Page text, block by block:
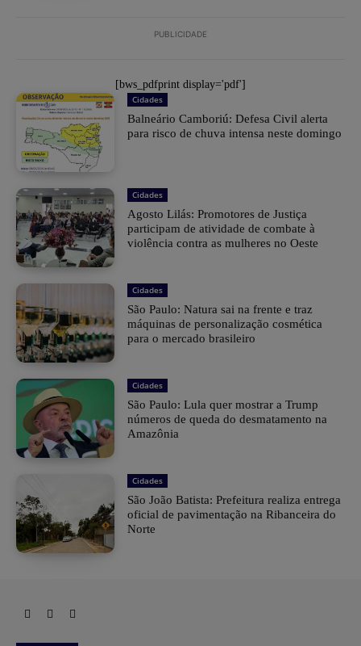
PUBLICIDADE
[bws_pdfprint display='pdf']
Cidades
Balneário Camboriú: Defesa Civil alerta
para risco de chuva intensa neste domingo
Cidades
Agosto Lilás: Promotores de Justiça
participam de atividade de combate à
violência contra as mulheres no Oeste
Cidades
São Paulo: Natura sai na frente e traz
máquinas de personalização cosmética
para o mercado brasileiro
Cidades
São Paulo: Lula quer mostrar a Trump
números de queda do desmatamento na
Amazônia
Cidades
São João Batista: Prefeitura realiza entrega
oficial de pavimentação na Ribanceira do
Norte